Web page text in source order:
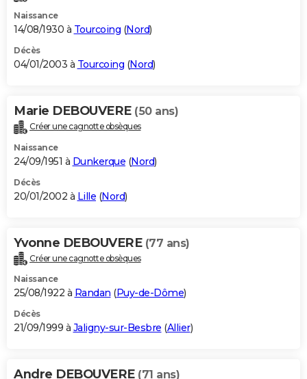
Naissance
14/08/1930 à Tourcoing (Nord)
Décès
04/01/2003 à Tourcoing (Nord)
Marie DEBOUVERE (50 ans)
Créer une cagnotte obsèques
Naissance
24/09/1951 à Dunkerque (Nord)
Décès
20/01/2002 à Lille (Nord)
Yvonne DEBOUVERE (77 ans)
Créer une cagnotte obsèques
Naissance
25/08/1922 à Randan (Puy-de-Dôme)
Décès
21/09/1999 à Jaligny-sur-Besbre (Allier)
Andre DEBOUVERE (71 ans)